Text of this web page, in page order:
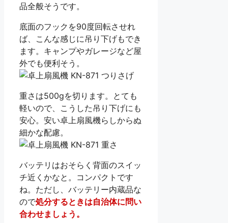
品全般そうです。
底面のフックを90度回転させれ
ば、こんな感じに吊り下げもでき
ます。キャンプやガレージなど屋
外でも便利そう。
重さは500gを切ります。とても
軽いので、こうした吊り下げにも
安心。安い卓上扇風機らしからぬ
細かな配慮。
バッテリはおそらく背面のスイッ
チ近くかなと。コンパクトです
ね。ただし、バッテリー内蔵品な
ので処分するときは自治体に問い
合わせましょう。